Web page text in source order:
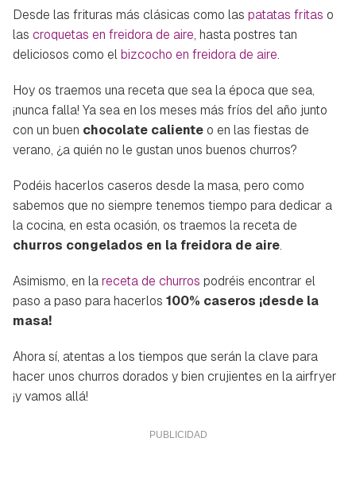
Desde las frituras más clásicas como las patatas fritas o
las croquetas en freidora de aire, hasta postres tan
deliciosos como elbizcocho en freidora de aire.
Hoy os traemos una receta que sea la época que sea,
¡nunca falla! Ya sea en los meses más fríos del año junto
con un buen chocolate calienteo en las fiestas de
verano, ¿a quién no le gustan unos buenos churros?
Podéis hacerlos caseros desde la masa, pero como
sabemos que no siempre tenemos tiempo para dedicar a
la cocina, en esta ocasión, os traemos la receta de
churros congelados en la freidora de aire.
Asimismo, en lareceta de churros podréis encontrar el
paso a paso para hacerlos 100% caseros ¡desde la
masa!
Ahora sí, atentas a los tiempos que serán la clave para
hacer unos churros dorados y bien crujientes en la airfryer
¡y vamos allá!